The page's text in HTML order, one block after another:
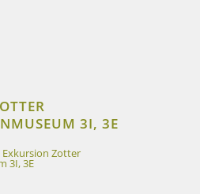
3I, 3E
Exkursion Zotter
3I, 3E